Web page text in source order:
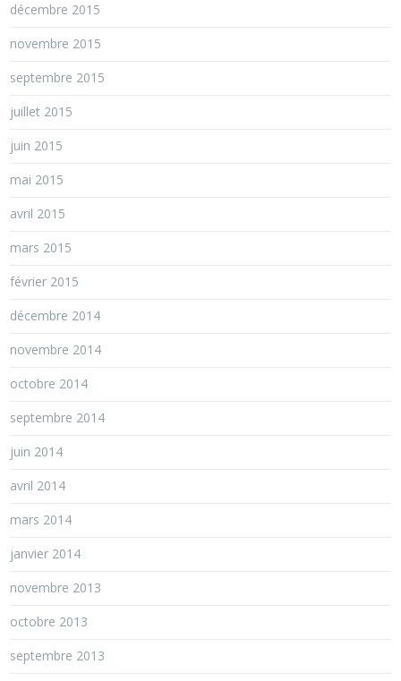
décembre 2015
novembre 2015
septembre 2015
juillet 2015
juin 2015
mai 2015
avril 2015
mars 2015
février 2015
décembre 2014
novembre 2014
octobre 2014
septembre 2014
juin 2014
avril 2014
mars 2014
janvier 2014
novembre 2013
octobre 2013
septembre 2013